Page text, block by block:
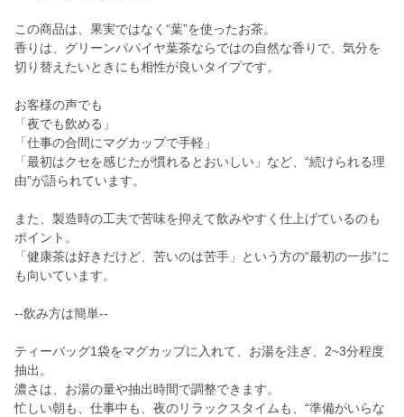
この商品は、果実ではなく“葉”を使ったお茶。
香りは、グリーンパパイヤ葉茶ならではの自然な香りで、気分を
切り替えたいときにも相性が良いタイプです。
お客様の声でも
「夜でも飲める」
「仕事の合間にマグカップで手軽」
「最初はクセを感じたが慣れるとおいしい」など、“続けられる理
由”が語られています。
また、製造時の工夫で苦味を抑えて飲みやすく仕上げているのも
ポイント。
「健康茶は好きだけど、苦いのは苦手」という方の“最初の一歩”に
も向いています。
--飲み方は簡単--
ティーバッグ1袋をマグカップに入れて、お湯を注ぎ、2~3分程度
抽出。
濃さは、お湯の量や抽出時間で調整できます。
忙しい朝も、仕事中も、夜のリラックスタイムも、“準備がいらな